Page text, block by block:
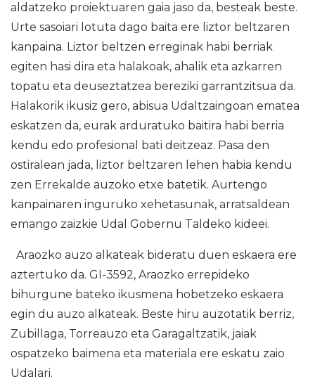
aldatzeko proiektuaren gaia jaso da, besteak beste.
Urte sasoiari lotuta dago baita ere liztor beltzaren
kanpaina. Liztor beltzen erreginak habi berriak
egiten hasi dira eta halakoak, ahalik eta azkarren
topatu eta deuseztatzea bereziki garrantzitsua da.
Halakorik ikusiz gero, abisua Udaltzaingoan ematea
eskatzen da, eurak arduratuko baitira habi berria
kendu edo profesional bati deitzeaz. Pasa den
ostiralean jada, liztor beltzaren lehen habia kendu
zen Errekalde auzoko etxe batetik. Aurtengo
kanpainaren inguruko xehetasunak, arratsaldean
emango zaizkie Udal Gobernu Taldeko kideei.
Araozko auzo alkateak bideratu duen eskaera ere
aztertuko da. GI-3592, Araozko errepideko
bihurgune bateko ikusmena hobetzeko eskaera
egin du auzo alkateak. Beste hiru auzotatik berriz,
Zubillaga, Torreauzo eta Garagaltzatik, jaiak
ospatzeko baimena eta materiala ere eskatu zaio
Udalari.